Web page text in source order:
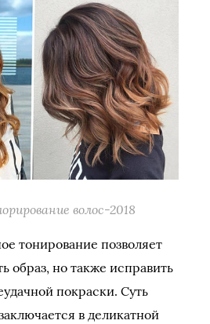
волос-2018
тонирование позволяет
образ, но также исправить
покраски. Суть
в деликатной